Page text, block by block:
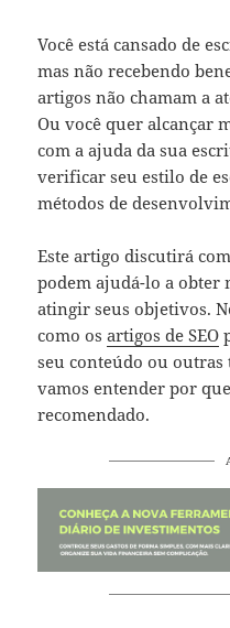
Você está cansado de
mas não recebendo
artigos não chamam a
Ou você quer alcançar
com a ajuda da sua
verificar seu estilo de
métodos de
Este artigo discutirá
podem ajudá-lo a obter
atingir seus objetivos.
como osartigos de SEO
seu conteúdo ou outras
vamos entender por
recomendado.